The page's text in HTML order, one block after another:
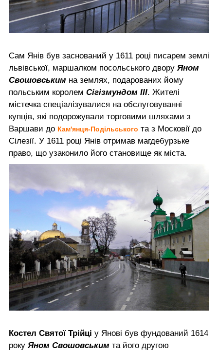
Сам Янів був заснований у 1611 році писарем землі
львівської, маршалком посольського двору Яном
Свошовським на землях, подарованих йому
польським королем Сігізмундом III. Жителі
містечка спеціалізувалися на обслуговуванні
купців, які подорожували торговими шляхами з
Варшави до Кам'янця-Подільського та з Московії до
Сілезії. У 1611 році Янів отримав магдебурзьке
право, що узаконило його становище як міста.
Костел Святої Трійці у Янові був фундований 1614
року Яном Свошовським та його другою